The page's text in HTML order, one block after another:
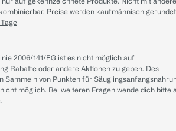
Preise werden kaufmännisch
2006/141/EG ist es nicht möglich auf
Rabatte oder andere Aktionen zu geben. Des
Sammeln von Punkten für
möglich. Bei weiteren Fragen wende dich bitte
.